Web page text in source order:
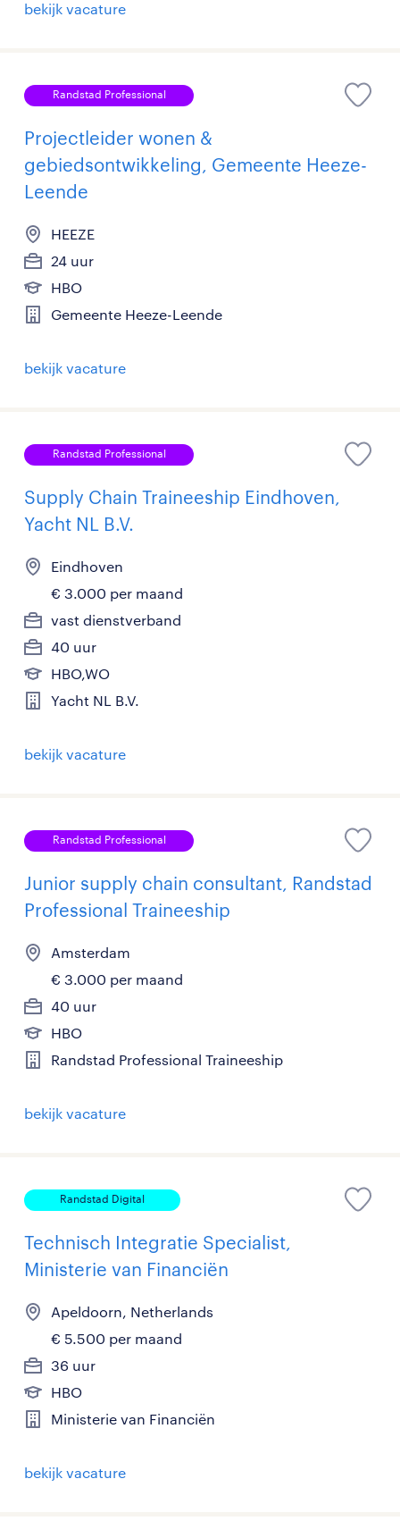
bekijk vacature
Randstad Professional
Projectleider wonen &
gebiedsontwikkeling, Gemeente Heeze-
Leende
HEEZE
24 uur
HBO
Gemeente Heeze-Leende
bekijk vacature
Randstad Professional
Supply Chain Traineeship Eindhoven,
Yacht NL B.V.
Eindhoven
€ 3.000 per maand
vast dienstverband
40 uur
HBO,WO
Yacht NL B.V.
bekijk vacature
Randstad Professional
Junior supply chain consultant, Randstad
Professional Traineeship
Amsterdam
€ 3.000 per maand
40 uur
HBO
Randstad Professional Traineeship
bekijk vacature
Randstad Digital
Technisch Integratie Specialist,
Ministerie van Financiën
Apeldoorn, Netherlands
€ 5.500 per maand
36 uur
HBO
Ministerie van Financiën
bekijk vacature